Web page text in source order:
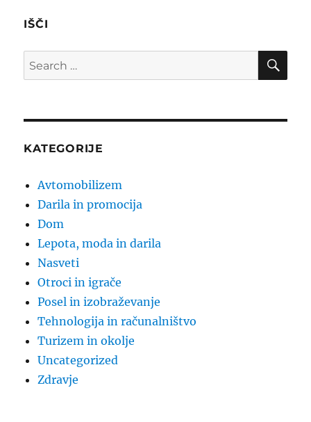
IŠČI
Search
for:
KATEGORIJE
Avtomobilizem
Darila in promocija
Dom
Lepota, moda in darila
Nasveti
Otroci in igrače
Posel in izobraževanje
Tehnologija in računalništvo
Turizem in okolje
Uncategorized
Zdravje